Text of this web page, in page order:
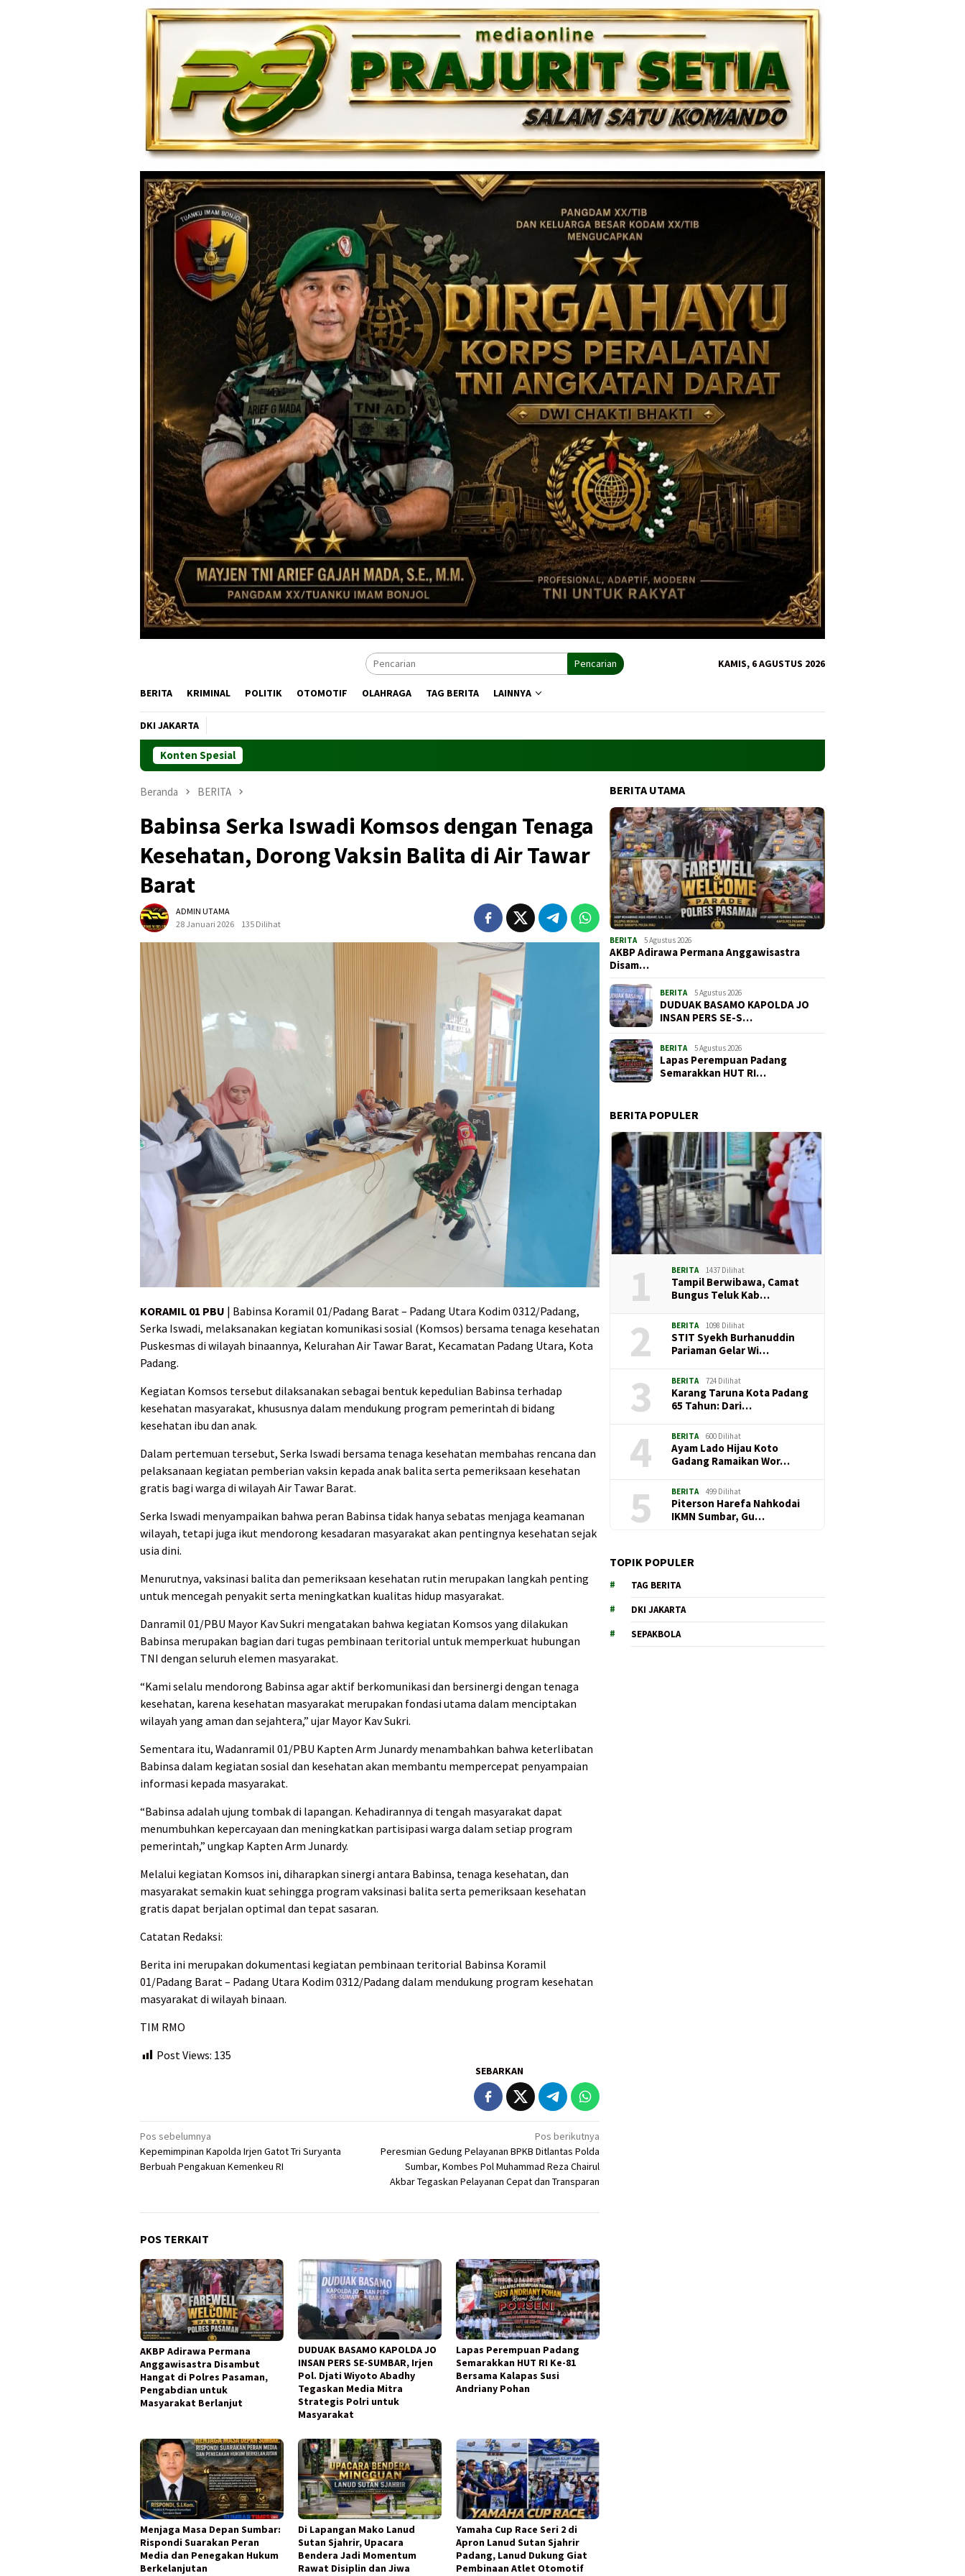
Pencarian KAMIS, 6 AGUSTUS 2026
BERITA KRIMINAL POLITIK OTOMOTIF OLAHRAGA TAG BERITA LAINNYA
DKI JAKARTA
Konten Spesial
Beranda BERITA
Babinsa Serka Iswadi Komsos dengan Tenaga
Kesehatan, Dorong Vaksin Balita di Air Tawar
Barat
ADMIN UTAMA
28 Januari 2026
135 Dilihat
KORAMIL 01 PBU | Babinsa Koramil 01/Padang Barat – Padang Utara Kodim 0312/Padang,
Serka Iswadi, melaksanakan kegiatan komunikasi sosial (Komsos) bersama tenaga kesehatan
Puskesmas di wilayah binaannya, Kelurahan Air Tawar Barat, Kecamatan Padang Utara, Kota
Padang.
Kegiatan Komsos tersebut dilaksanakan sebagai bentuk kepedulian Babinsa terhadap
kesehatan masyarakat, khususnya dalam mendukung program pemerintah di bidang
kesehatan ibu dan anak.
Dalam pertemuan tersebut, Serka Iswadi bersama tenaga kesehatan membahas rencana dan
pelaksanaan kegiatan pemberian vaksin kepada anak balita serta pemeriksaan kesehatan
gratis bagi warga di wilayah Air Tawar Barat.
Serka Iswadi menyampaikan bahwa peran Babinsa tidak hanya sebatas menjaga keamanan
wilayah, tetapi juga ikut mendorong kesadaran masyarakat akan pentingnya kesehatan sejak
usia dini.
Menurutnya, vaksinasi balita dan pemeriksaan kesehatan rutin merupakan langkah penting
untuk mencegah penyakit serta meningkatkan kualitas hidup masyarakat.
Danramil 01/PBU Mayor Kav Sukri mengatakan bahwa kegiatan Komsos yang dilakukan
Babinsa merupakan bagian dari tugas pembinaan teritorial untuk memperkuat hubungan
TNI dengan seluruh elemen masyarakat.
“Kami selalu mendorong Babinsa agar aktif berkomunikasi dan bersinergi dengan tenaga
kesehatan, karena kesehatan masyarakat merupakan fondasi utama dalam menciptakan
wilayah yang aman dan sejahtera,” ujar Mayor Kav Sukri.
Sementara itu, Wadanramil 01/PBU Kapten Arm Junardy menambahkan bahwa keterlibatan
Babinsa dalam kegiatan sosial dan kesehatan akan membantu mempercepat penyampaian
informasi kepada masyarakat.
“Babinsa adalah ujung tombak di lapangan. Kehadirannya di tengah masyarakat dapat
menumbuhkan kepercayaan dan meningkatkan partisipasi warga dalam setiap program
pemerintah,” ungkap Kapten Arm Junardy.
Melalui kegiatan Komsos ini, diharapkan sinergi antara Babinsa, tenaga kesehatan, dan
masyarakat semakin kuat sehingga program vaksinasi balita serta pemeriksaan kesehatan
gratis dapat berjalan optimal dan tepat sasaran.
Catatan Redaksi:
Berita ini merupakan dokumentasi kegiatan pembinaan teritorial Babinsa Koramil
01/Padang Barat – Padang Utara Kodim 0312/Padang dalam mendukung program kesehatan
masyarakat di wilayah binaan.
TIM RMO
Post Views: 135
SEBARKAN
Navigasi
pos
Pos sebelumnya
Kepemimpinan Kapolda Irjen Gatot Tri Suryanta
Berbuah Pengakuan Kemenkeu RI
Pos berikutnya
Peresmian Gedung Pelayanan BPKB Ditlantas Polda
Sumbar, Kombes Pol Muhammad Reza Chairul
Akbar Tegaskan Pelayanan Cepat dan Transparan
POS TERKAIT
AKBP Adirawa Permana
Anggawisastra Disambut
Hangat di Polres Pasaman,
Pengabdian untuk
Masyarakat Berlanjut
DUDUAK BASAMO KAPOLDA JO
INSAN PERS SE-SUMBAR, Irjen
Pol. Djati Wiyoto Abadhy
Tegaskan Media Mitra
Strategis Polri untuk
Masyarakat
Lapas Perempuan Padang
Semarakkan HUT RI Ke-81
Bersama Kalapas Susi
Andriany Pohan
Menjaga Masa Depan Sumbar:
Rispondi Suarakan Peran
Media dan Penegakan Hukum
Berkelanjutan
Di Lapangan Mako Lanud
Sutan Sjahrir, Upacara
Bendera Jadi Momentum
Rawat Disiplin dan Jiwa
Yamaha Cup Race Seri 2 di
Apron Lanud Sutan Sjahrir
Padang, Lanud Dukung Giat
Pembinaan Atlet Otomotif
BERITA UTAMA
BERITA 5 Agustus 2026
AKBP Adirawa Permana Anggawisastra
Disam…
BERITA 5 Agustus 2026
DUDUAK BASAMO KAPOLDA JO
INSAN PERS SE-S…
BERITA 5 Agustus 2026
Lapas Perempuan Padang
Semarakkan HUT RI…
BERITA POPULER
1 BERITA 1437 Dilihat
Tampil Berwibawa, Camat
Bungus Teluk Kab…
2 BERITA 1098 Dilihat
STIT Syekh Burhanuddin
Pariaman Gelar Wi…
3 BERITA 724 Dilihat
Karang Taruna Kota Padang
65 Tahun: Dari…
4 BERITA 600 Dilihat
Ayam Lado Hijau Koto
Gadang Ramaikan Wor…
5 BERITA 499 Dilihat
Piterson Harefa Nahkodai
IKMN Sumbar, Gu…
TOPIK POPULER
TAG BERITA
DKI JAKARTA
SEPAKBOLA